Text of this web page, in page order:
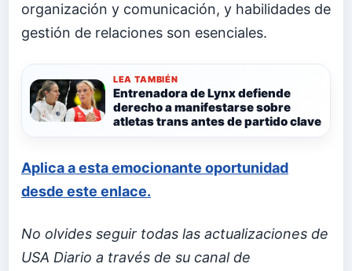
organización y comunicación, y habilidades de
gestión de relaciones son esenciales.
LEA TAMBIÉN
Entrenadora de Lynx defiende
derecho a manifestarse sobre
atletas trans antes de partido clave
Aplica a esta emocionante oportunidad
desde este enlace.
No olvides seguir todas las actualizaciones de
USA Diario a través de su canal de